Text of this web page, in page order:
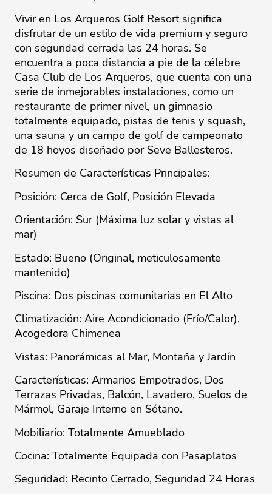
Vivir en Los Arqueros Golf Resort significa
disfrutar de un estilo de vida premium y seguro
con seguridad cerrada las 24 horas. Se
encuentra a poca distancia a pie de la célebre
Casa Club de Los Arqueros, que cuenta con una
serie de inmejorables instalaciones, como un
restaurante de primer nivel, un gimnasio
totalmente equipado, pistas de tenis y squash,
una sauna y un campo de golf de campeonato
de 18 hoyos diseñado por Seve Ballesteros.
Resumen de Características Principales:
Posición: Cerca de Golf, Posición Elevada
Orientación: Sur (Máxima luz solar y vistas al
mar)
Estado: Bueno (Original, meticulosamente
mantenido)
Piscina: Dos piscinas comunitarias en El Alto
Climatización: Aire Acondicionado (Frío/Calor),
Acogedora Chimenea
Vistas: Panorámicas al Mar, Montaña y Jardín
Características: Armarios Empotrados, Dos
Terrazas Privadas, Balcón, Lavadero, Suelos de
Mármol, Garaje Interno en Sótano.
Mobiliario: Totalmente Amueblado
Cocina: Totalmente Equipada con Pasaplatos
Seguridad: Recinto Cerrado, Seguridad 24 Horas